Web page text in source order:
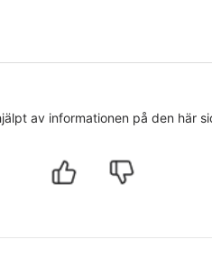
av informationen på den här